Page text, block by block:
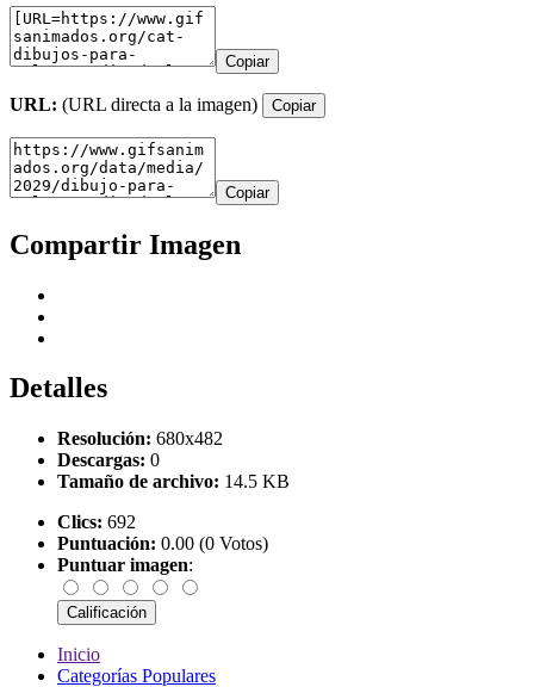
Copiar
URL: (URL directa a la imagen) Copiar
Copiar
Compartir Imagen
Detalles
Resolución: 680x482
Descargas: 0
Tamaño de archivo: 14.5 KB
Clics: 692
Puntuación: 0.00 (0 Votos)
Puntuar imagen:
Inicio
Categorías Populares